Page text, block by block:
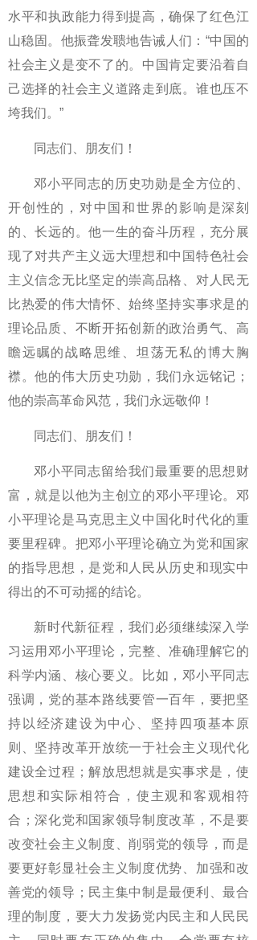
水平和执政能力得到提高，确保了红色江
山稳固。他振聋发聩地告诫人们：“中国的
社会主义是变不了的。中国肯定要沿着自
己选择的社会主义道路走到底。谁也压不
垮我们。”
同志们、朋友们！
邓小平同志的历史功勋是全方位的、
开创性的，对中国和世界的影响是深刻
的、长远的。他一生的奋斗历程，充分展
现了对共产主义远大理想和中国特色社会
主义信念无比坚定的崇高品格、对人民无
比热爱的伟大情怀、始终坚持实事求是的
理论品质、不断开拓创新的政治勇气、高
瞻远瞩的战略思维、坦荡无私的博大胸
襟。他的伟大历史功勋，我们永远铭记；
他的崇高革命风范，我们永远敬仰！
同志们、朋友们！
邓小平同志留给我们最重要的思想财
富，就是以他为主创立的邓小平理论。邓
小平理论是马克思主义中国化时代化的重
要里程碑。把邓小平理论确立为党和国家
的指导思想，是党和人民从历史和现实中
得出的不可动摇的结论。
新时代新征程，我们必须继续深入学
习运用邓小平理论，完整、准确理解它的
科学内涵、核心要义。比如，邓小平同志
强调，党的基本路线要管一百年，要把坚
持以经济建设为中心、坚持四项基本原
则、坚持改革开放统一于社会主义现代化
建设全过程；解放思想就是实事求是，使
思想和实际相符合，使主观和客观相符
合；深化党和国家领导制度改革，不是要
改变社会主义制度、削弱党的领导，而是
要更好彰显社会主义制度优势、加强和改
善党的领导；民主集中制是最便利、最合
理的制度，要大力发扬党内民主和人民民